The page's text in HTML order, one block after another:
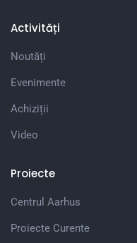
Activități
Noutăți
Evenimente
Achiziții
Video
Proiecte
Centrul Aarhus
Proiecte Curente